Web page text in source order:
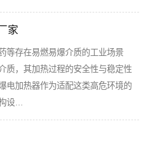
家
等存在易燃易爆介质的工业场景
质，其加热过程的安全性与稳定性
电加热器作为适配这类高危环境的
设…